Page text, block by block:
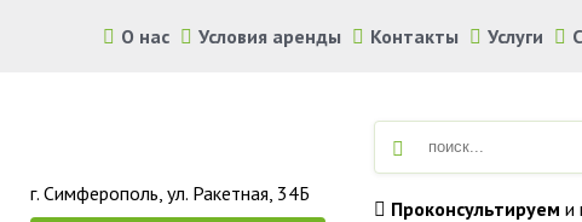
О нас Условия аренды Контакты Услуги
г. Симферополь, ул. Ракетная, 34Б
Проконсультируем и